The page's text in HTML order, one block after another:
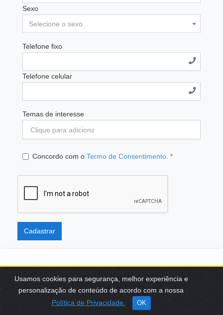
Usamos cookies para segurança, melhor experiência e
personalização de conteúdo de acordo com a nossa
Política de Privacidade.
OK
Sexo
Selecione o sexo
Telefone fixo
Telefone celular
Temas de interesse
Concordo com o Termo de Consentimento *
Cadastrar
SCES, TRECHO 02, LOTE 22 CEP: 70200-002 | BRASÍLIA (DF) | +55
61 3108-7000 / FBB@FBB.ORG.BR